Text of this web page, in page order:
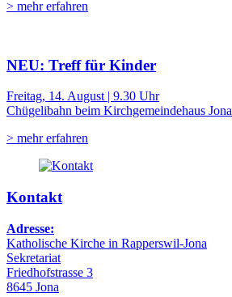
> mehr erfahren
NEU: Treff für Kinder
Freitag, 14. August | 9.30 Uhr
Chügelibahn beim Kirchgemeindehaus Jona
> mehr erfahren
Kontakt
Adresse:
Katholische Kirche in Rapperswil-Jona
Sekretariat
Friedhofstrasse 3
8645 Jona